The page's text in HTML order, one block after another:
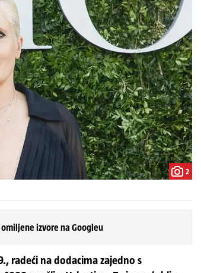
2
izvore na Googleu
radeći na dodacima zajedno s